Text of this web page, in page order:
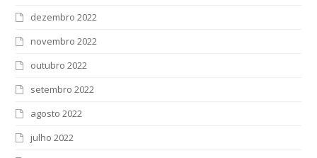
dezembro 2022
novembro 2022
outubro 2022
setembro 2022
agosto 2022
julho 2022